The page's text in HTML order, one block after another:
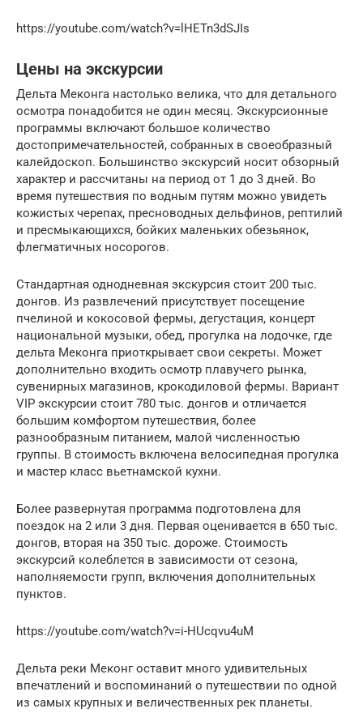
https://youtube.com/watch?v=lHETn3dSJIs
Цены на экскурсии
Дельта Меконга настолько велика, что для детального
осмотра понадобится не один месяц. Экскурсионные
программы включают большое количество
достопримечательностей, собранных в своеобразный
калейдоскоп. Большинство экскурсий носит обзорный
характер и рассчитаны на период от 1 до 3 дней. Во
время путешествия по водным путям можно увидеть
кожистых черепах, пресноводных дельфинов, рептилий
и пресмыкающихся, бойких маленьких обезьянок,
флегматичных носорогов.
Стандартная однодневная экскурсия стоит 200 тыс.
донгов. Из развлечений присутствует посещение
пчелиной и кокосовой фермы, дегустация, концерт
национальной музыки, обед, прогулка на лодочке, где
дельта Меконга приоткрывает свои секреты. Может
дополнительно входить осмотр плавучего рынка,
сувенирных магазинов, крокодиловой фермы. Вариант
VIP экскурсии стоит 780 тыс. донгов и отличается
большим комфортом путешествия, более
разнообразным питанием, малой численностью
группы. В стоимость включена велосипедная прогулка
и мастер класс вьетнамской кухни.
Более развернутая программа подготовлена для
поездок на 2 или 3 дня. Первая оценивается в 650 тыс.
донгов, вторая на 350 тыс. дороже. Стоимость
экскурсий колеблется в зависимости от сезона,
наполняемости групп, включения дополнительных
пунктов.
https://youtube.com/watch?v=i-HUcqvu4uM
Дельта реки Меконг оставит много удивительных
впечатлений и воспоминаний о путешествии по одной
из самых крупных и величественных рек планеты.